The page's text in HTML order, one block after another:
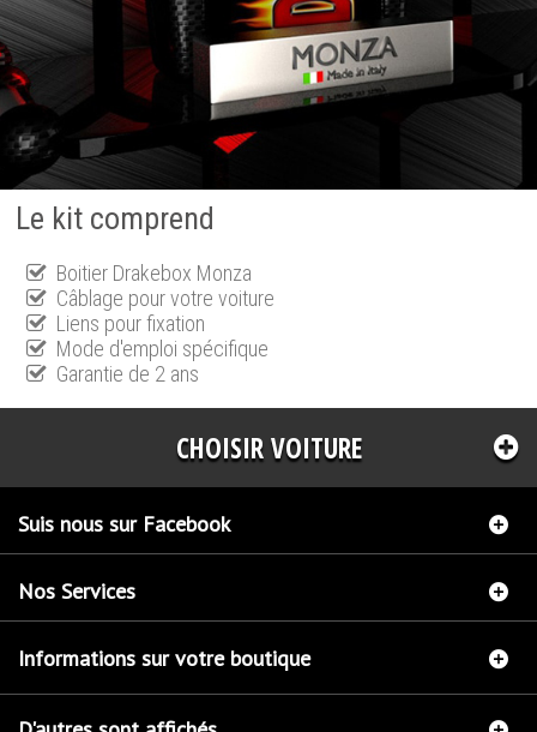
Le kit comprend
Boitier Drakebox Monza
Câblage pour votre voiture
Liens pour fixation
Mode d'emploi spécifique
Garantie de 2 ans
CHOISIR VOITURE
Suis nous sur Facebook
Nos Services
Informations sur votre boutique